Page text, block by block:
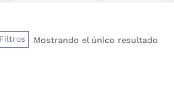
Filtros Mostrando el único resultado